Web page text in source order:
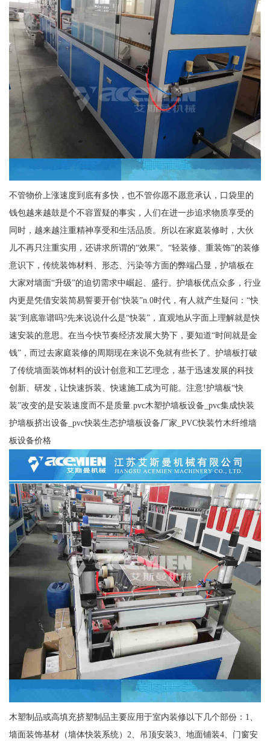
不管物价上涨速度到底有多快，也不管你愿不愿意承认，口袋里的
钱包越来越鼓是个不容置疑的事实，人们在进一步追求物质享受的
同时，越来越注重精神享受和生活品质。所以在家庭装修时，大伙
儿不再只注重实用，还讲求所谓的“效果”。“轻装修、重装饰”的装修
意识下，传统装饰材料、形态、污染等方面的弊端凸显，护墙板在
大家对墙面“升级”的迫切需求中崛起、盛行。护墙板优点众多，行业
内更是凭借安装简易誓要开创“快装”n.0时代，有人就产生疑问：“快
装”到底靠谱吗?先来说说什么是“快装”，直观地从字面上理解就是快
速安装的意思。在当今快节奏经济发展大势下，要知道“时间就是金
钱”，而过去家庭装修的周期现在来说不免就有些长了。护墙板打破
了传统墙面装饰材料的设计创意和工艺理念，基于迅速发展的科技
创新、研发，让快速拆装、快速施工成为可能。注意!护墙板“快
装”改变的是安装速度而不是质量.pvc木塑护墙板设备_pvc集成快装
护墙板挤出设备_pvc快装生态护墙板设备厂家_PVC快装竹木纤维墙
板设备价格
木塑制品或高填充挤塑制品主要应用于室内装修以下几个部份：1、
墙面装饰基材（墙体快装系统）2、吊顶安装3、地面铺装4、门窗安